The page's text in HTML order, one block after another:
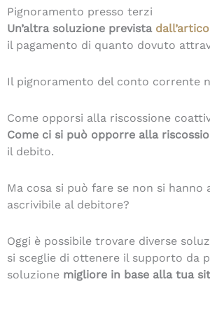
Pignoramento presso terzi
Un’altra soluzione prevista
il pagamento di quanto dovuto
Il pignoramento del conto corrente
Come opporsi alla riscossione
Come ci si può opporre alla
il debito.
Ma cosa si può fare se non si
ascrivibile al debitore?
Oggi è possibile trovare diverse
si sceglie di ottenere il supporto da
soluzione migliore in base alla tua